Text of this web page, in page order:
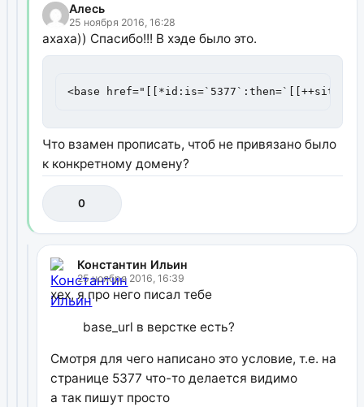
Алесь
25 ноября 2016, 16:28
ахаха)) Спасибо!!! В хэде было это.
<base
Что взамен прописать, чтоб не привязано было
к конкретному домену?
0
Константин Ильин
25 ноября 2016, 16:39
хех, я про него писал тебе
base_url в верстке есть?
Смотря для чего написано это условие, т.е. на
странице 5377 что-то делается видимо
а так пишут просто